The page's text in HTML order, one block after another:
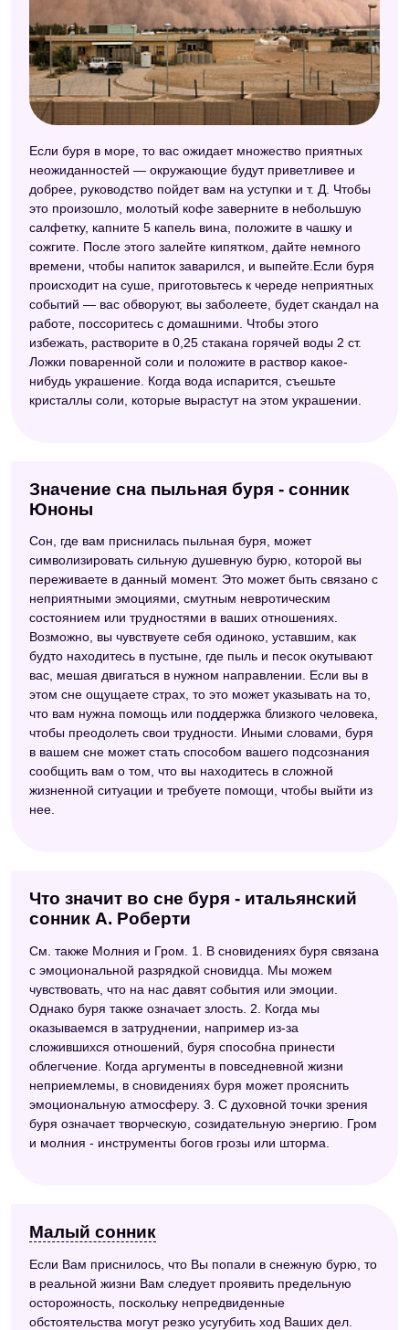
Если буря в море, то вас ожидает множество приятных
неожиданностей — окружающие будут приветливее и
добрее, руководство пойдет вам на уступки и т. Д. Чтобы
это произошло, молотый кофе заверните в небольшую
салфетку, капните 5 капель вина, положите в чашку и
сожгите. После этого залейте кипятком, дайте немного
времени, чтобы напиток заварился, и выпейте.Если буря
происходит на суше, приготовьтесь к череде неприятных
событий — вас обворуют, вы заболеете, будет скандал на
работе, поссоритесь с домашними. Чтобы этого
избежать, растворите в 0,25 стакана горячей воды 2 ст.
Ложки поваренной соли и положите в раствор какое-
нибудь украшение. Когда вода испарится, съешьте
кристаллы соли, которые вырастут на этом украшении.
Значение сна пыльная буря - сонник
Юноны
Сон, где вам приснилась пыльная буря, может
символизировать сильную душевную бурю, которой вы
переживаете в данный момент. Это может быть связано с
неприятными эмоциями, смутным невротическим
состоянием или трудностями в ваших отношениях.
Возможно, вы чувствуете себя одиноко, уставшим, как
будто находитесь в пустыне, где пыль и песок окутывают
вас, мешая двигаться в нужном направлении. Если вы в
этом сне ощущаете страх, то это может указывать на то,
что вам нужна помощь или поддержка близкого человека,
чтобы преодолеть свои трудности. Иными словами, буря
в вашем сне может стать способом вашего подсознания
сообщить вам о том, что вы находитесь в сложной
жизненной ситуации и требуете помощи, чтобы выйти из
нее.
Что значит во сне буря - итальянский
сонник А. Роберти
См. также Молния и Гром. 1. В сновидениях буря связана
с эмоциональной разрядкой сновидца. Мы можем
чувствовать, что на нас давят события или эмоции.
Однако буря также означает злость. 2. Когда мы
оказываемся в затруднении, например из-за
сложившихся отношений, буря способна принести
облегчение. Когда аргументы в повседневной жизни
неприемлемы, в сновидениях буря может прояснить
эмоциональную атмосферу. 3. С духовной точки зрения
буря означает творческую, созидательную энергию. Гром
и молния - инструменты богов грозы или шторма.
Малый сонник
Если Вам приснилось, что Вы попали в снежную бурю, то
в реальной жизни Вам следует проявить предельную
осторожность, поскольку непредвиденные
обстоятельства могут резко усугубить ход Ваших дел.